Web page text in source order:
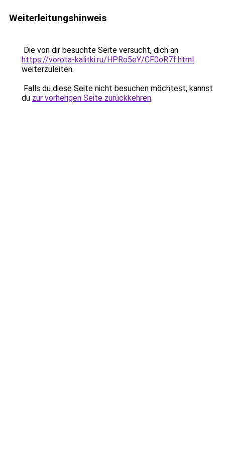
Weiterleitungshinweis
Die von dir besuchte Seite versucht, dich an
https://vorota-kalitki.ru/HPRo5eY/CF0oR7f.html
weiterzuleiten.
Falls du diese Seite nicht besuchen möchtest, kannst
du zur vorherigen Seite zurückkehren.